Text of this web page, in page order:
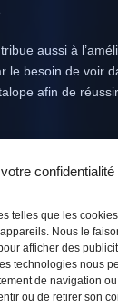
confidentialité
telles que les
Nous le
afficher des
technologies nous
de navigation
ou de retirer son
aussi à
le besoin de voir
afin de
game garantit
un jeu original et
événement.
unique, et des
âges.